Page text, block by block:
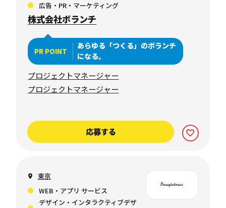
広告・PR・マーケティング
株式会社ボランチ
PR POINT
あらゆる「つくる」のボランチ
になる。
プロジェクトマネージャー
プロジェクトマネージャー
応募する
東京
WEB・アプリ サービス
デザイン・インタラクティブデザ